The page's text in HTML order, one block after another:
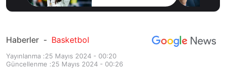
Haberler - Basketbol
Yayınlanma :25 Mayıs 2024 - 00:20
Güncellenme :25 Mayıs 2024 - 00:26